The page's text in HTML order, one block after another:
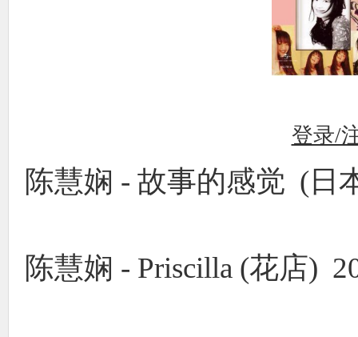
登录/
陈慧娴 - 故事的感觉 (日
陈慧娴 - Priscilla (花店)